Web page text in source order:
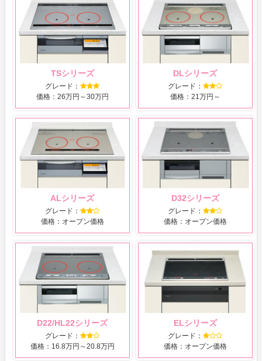
TSシリーズ
グレード：
価格：26万円～30万円
DLシリーズ
グレード：
価格：21万円～
ALシリーズ
グレード：
価格：オープン価格
D32シリーズ
グレード：
価格：オープン価格
D22/HL22シリーズ
グレード：
価格：16.8万円～20.8万円
ELシリーズ
グレード：
価格：オープン価格